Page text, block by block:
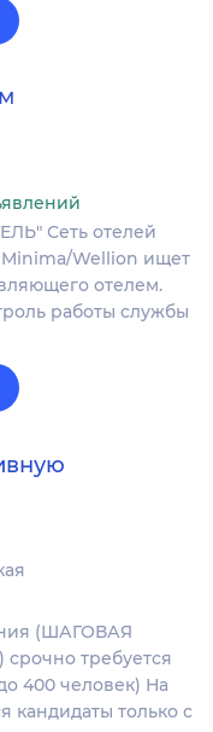
Сеть отелей
Minima/Wellion ищет
отелем.
работы службы
(ШАГОВАЯ
срочно требуется
400 человек) На
кандидаты только с